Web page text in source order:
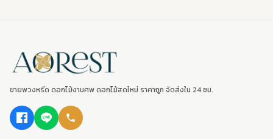
ขายพวงหรีด ดอกไม้งานศพ ดอกไม้สดใหม่ ราคาถูก จัดส่งใน 24 ชม.